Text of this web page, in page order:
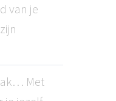
van je
Met